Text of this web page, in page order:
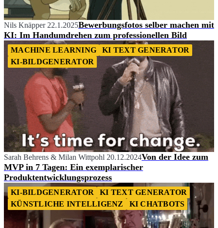
Nils Knäpper 22.1.2025Bewerbungsfotos selber machen mit
KI: Im Handumdrehen zum professionellen Bild
MACHINE LEARNING
KI TEXT GENERATOR
KI-BILDGENERATOR
Sarah Behrens & Milan Wittpohl 20.12.2024Von der Idee zum
MVP in 7 Tagen: Ein exemplarischer
Produktentwicklungsprozess
KI-BILDGENERATOR
KI TEXT GENERATOR
KÜNSTLICHE INTELLIGENZ
KI CHATBOTS